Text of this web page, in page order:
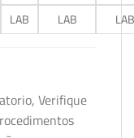
LAB LAB LAB
Verifique